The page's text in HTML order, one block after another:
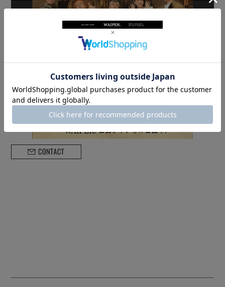
会員ならさらにお得！
📏サイズの測り方！
試着OK！万が一の返品・交換について
送料・発送日・お支払い方法、店舗受け取りについてはこちら